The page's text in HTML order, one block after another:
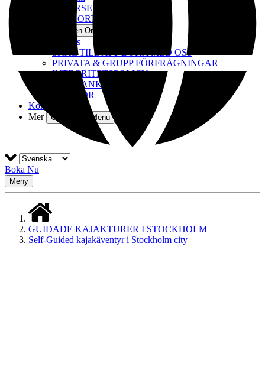
KAJAKKURSER
PRESENTKORT
Open Om oss Menu
Om oss
SKÄL TILL ATT BOKA MED OSS
PRIVATA & GRUPP FÖRFRÅGNINGAR
INTEGRITETSPOLICY
BILDBANK
VILLKOR
Kontakta oss
Mer
Open More Menu
Boka Nu
Meny
GUIDADE KAJAKTURER I STOCKHOLM
Self-Guided kajakäventyr i Stockholm city